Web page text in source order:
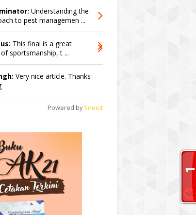
Understanding the
to pest managemen ...
This final is a great
sportsmanship, t ...
Very nice article. Thanks
Powered by Sneeit